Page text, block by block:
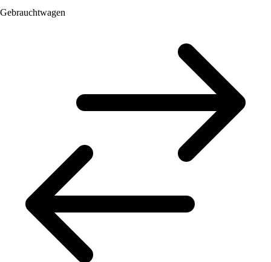
Gebrauchtwagen